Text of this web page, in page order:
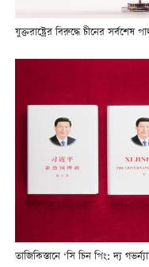
যুক্তরাষ্ট্রের বিরুদ্ধে চীনের সর্বশেষ
তাজিকিস্তানে ‘সি চিন পিং: দ্য